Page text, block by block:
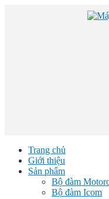
Trang chủ
Giới thiệu
Sản phẩm
Bộ đàm
Bộ đàm Icom